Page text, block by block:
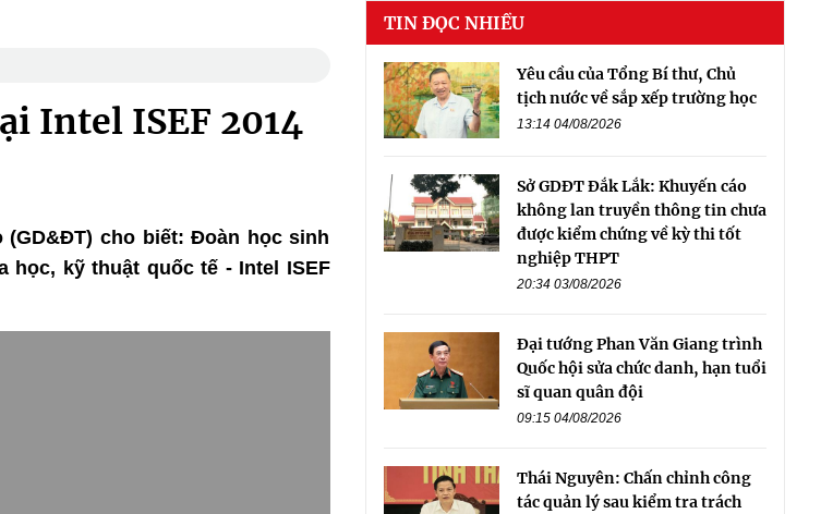
Intel ISEF 2014
(GD&ĐT) cho biết: Đoàn học sinh
học, kỹ thuật quốc tế - Intel ISEF
TIN ĐỌC NHIỀU
Yêu cầu của Tổng Bí thư, Chủ
tịch nước về sắp xếp trường học
13:14 04/08/2026
Sở GDĐT Đắk Lắk: Khuyến cáo
không lan truyền thông tin chưa
được kiểm chứng về kỳ thi tốt
nghiệp THPT
20:34 03/08/2026
Đại tướng Phan Văn Giang trình
Quốc hội sửa chức danh, hạn tuổi
sĩ quan quân đội
09:15 04/08/2026
Thái Nguyên: Chấn chỉnh công
tác quản lý sau kiểm tra trách